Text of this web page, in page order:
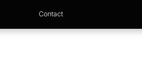
Contact